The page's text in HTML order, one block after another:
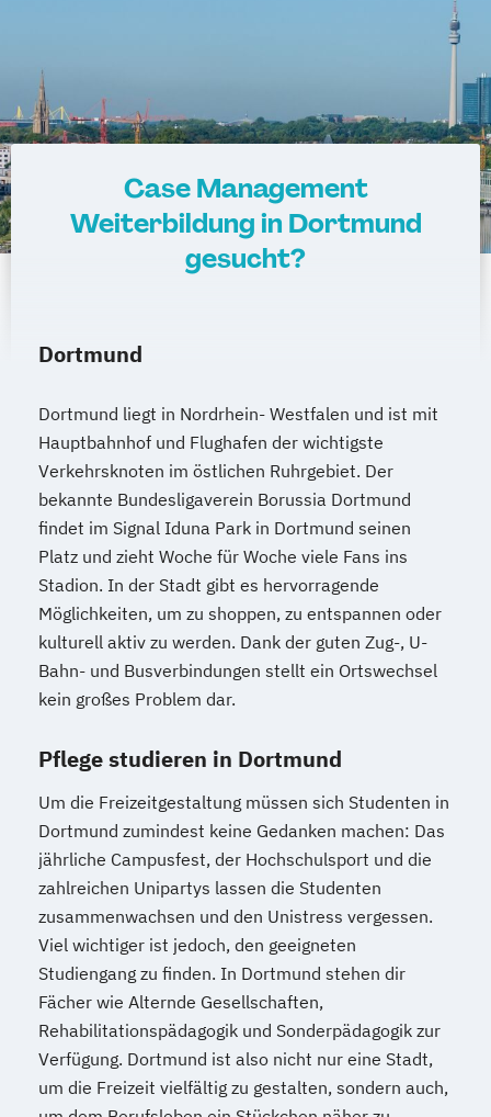
Case Management
Weiterbildung in Dortmund
gesucht?
Dortmund
Dortmund liegt in Nordrhein- Westfalen und ist mit
Hauptbahnhof und Flughafen der wichtigste
Verkehrsknoten im östlichen Ruhrgebiet. Der
bekannte Bundesligaverein Borussia Dortmund
findet im Signal Iduna Park in Dortmund seinen
Platz und zieht Woche für Woche viele Fans ins
Stadion. In der Stadt gibt es hervorragende
Möglichkeiten, um zu shoppen, zu entspannen oder
kulturell aktiv zu werden. Dank der guten Zug-, U-
Bahn- und Busverbindungen stellt ein Ortswechsel
kein großes Problem dar.
Pflege studieren in Dortmund
Um die Freizeitgestaltung müssen sich Studenten in
Dortmund zumindest keine Gedanken machen: Das
jährliche Campusfest, der Hochschulsport und die
zahlreichen Unipartys lassen die Studenten
zusammenwachsen und den Unistress vergessen.
Viel wichtiger ist jedoch, den geeigneten
Studiengang zu finden. In Dortmund stehen dir
Fächer wie Alternde Gesellschaften,
Rehabilitationspädagogik und Sonderpädagogik zur
Verfügung. Dortmund ist also nicht nur eine Stadt,
um die Freizeit vielfältig zu gestalten, sondern auch,